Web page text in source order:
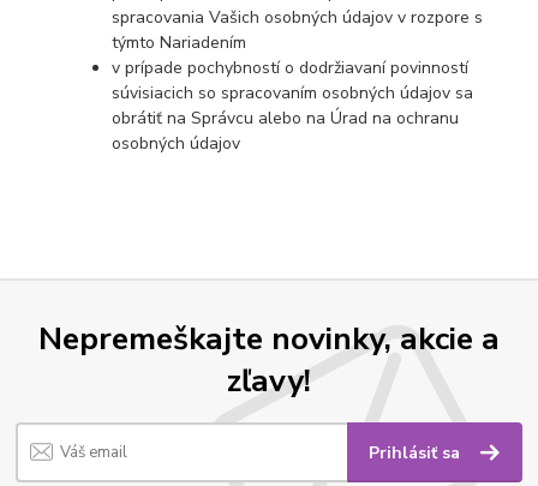
spracovania Vašich osobných údajov v rozpore s
týmto Nariadením
v prípade pochybností o dodržiavaní povinností
súvisiacich so spracovaním osobných údajov sa
obrátiť na Správcu alebo na Úrad na ochranu
osobných údajov
Nepremeškajte novinky, akcie a
zľavy!
Prihlásiť sa